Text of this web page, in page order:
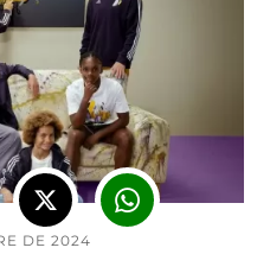
DE 2024